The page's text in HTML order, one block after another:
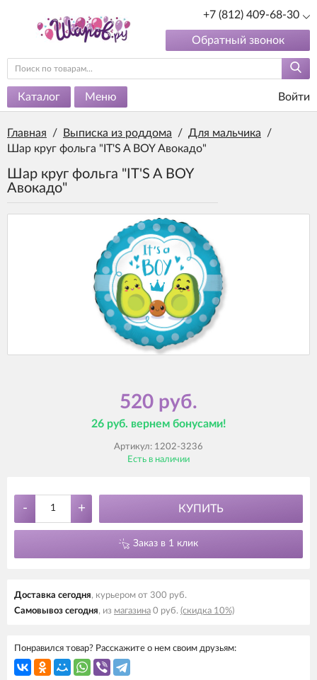
+7 (812) 409-68-30
Обратный звонок
Каталог Меню Войти
Главная / Выписка из роддома / Для мальчика
/
Шар круг фольга "IT'S A BOY Авокадо"
Шар круг фольга "IT'S A BOY
Авокадо"
520 руб.
26 руб. вернем бонусами!
Артикул: 1202-3236
Есть в наличии
- + КУПИТЬ
Заказ в 1 клик
Доставка cегодня, курьером от 300 руб.
Самовывоз cегодня, из магазина 0 руб. (скидка 10%)
Понравился товар? Расскажите о нем своим друзьям: